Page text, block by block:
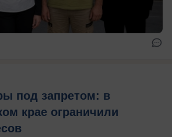
под запретом: в
крае ограничили